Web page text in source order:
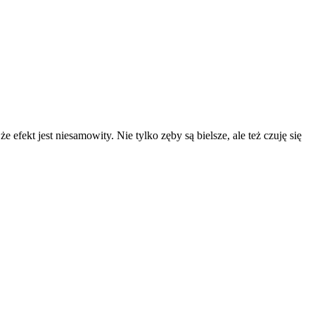
efekt jest niesamowity. Nie tylko zęby są bielsze, ale też czuję się